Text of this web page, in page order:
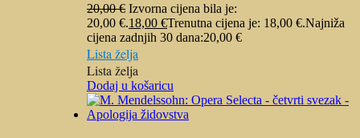
20,00€ Izvorna cijena bila je:
20,00 €.18,00 €Trenutna cijena je: 18,00 €.Najniža
cijena zadnjih 30 dana:20,00 €
Lista želja
Lista želja
Dodaj u košaricu